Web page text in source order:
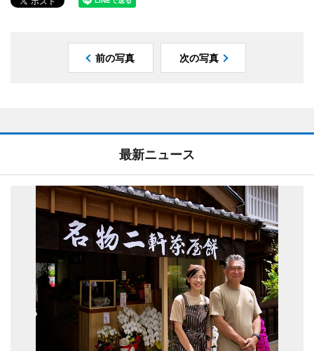
前の写真 次の写真
最新ニュース